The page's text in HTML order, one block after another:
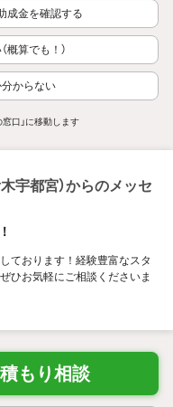
成金を確認する
概算でも！）
からない
口」に移動します
宇都宮）からのメッセ
ております！経験豊富なスタ
ひお気軽にご相談くださいま
もり相談